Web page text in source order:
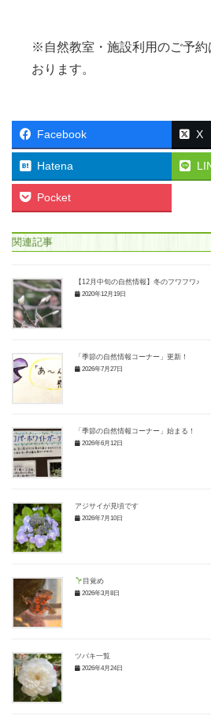
※自然教室・施設利用のご予約
おります。
Facebook X
Hatena
Pocket
関連記事
【12月中旬の自然情報】冬のフワフワ♪
2020年12月19日
「季節の自然情報コーナー」更新！
2026年7月27日
「季節の自然情報コーナー」始まる！
2026年6月12日
アジサイが見頃です
2026年7月10日
目覚め
2026年3月8日
ツバキ一覧
2026年4月24日